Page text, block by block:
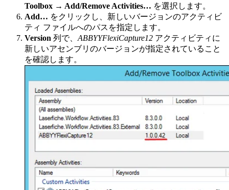
Toolbox → Add/Remove Activities… を選択します。
Add… をクリックし、新しいバージョンのアクティビ
ティ ファイルへのパスを指定します。
Version 列で、 ABBYYFlexiCapture12 アクティビティに
新しいアセンブリのバージョンが指定されていること
を確認します。